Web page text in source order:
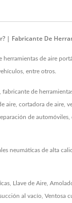
| Fabricante De
de aire
entre otros.
de
cortadora de aire,
de
neumáticas de alta
Llave de Aire
al vacío Ventosa